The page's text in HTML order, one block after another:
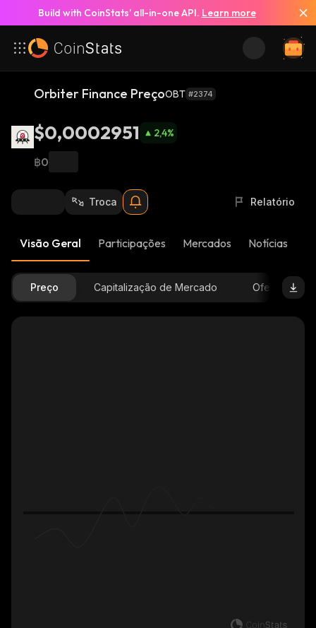
Build with CoinStats’ all-in-one API. Learn more
Orbiter Finance PreçoOBT #2374
$0,0002951 2,4%
฿0
Troca Relatório
Visão Geral Participações Mercados Notícias
Preço Capitalização de Mercado Oferta